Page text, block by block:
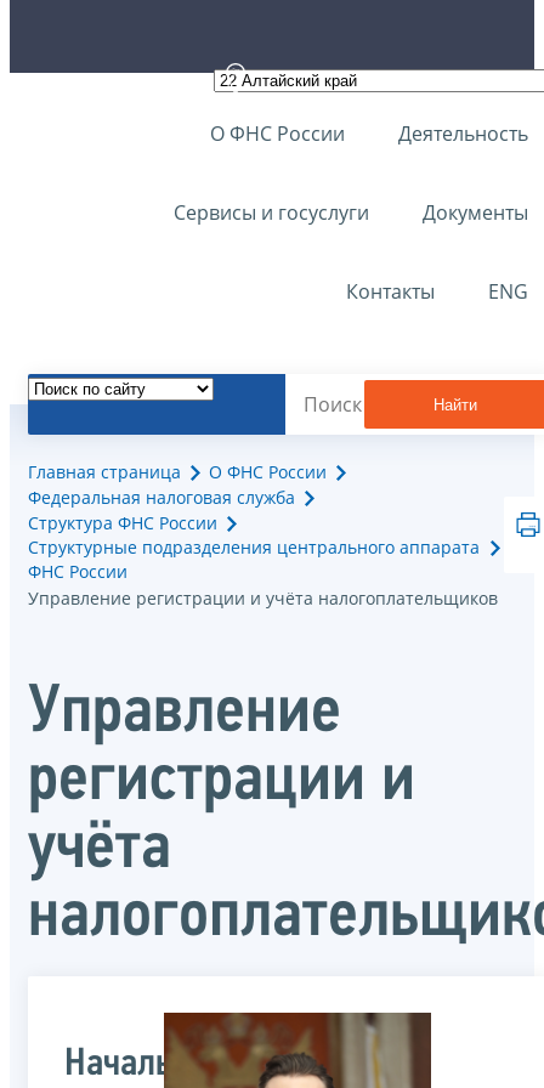
О ФНС России Деятельность
Сервисы и госуслуги Документы
Контакты ENG
Найти
Главная страница
О ФНС России
Федеральная налоговая служба
Структура ФНС России
Структурные подразделения центрального аппарата
ФНС России
Управление регистрации и учёта налогоплательщиков
Управление
регистрации и
учёта
Начальник